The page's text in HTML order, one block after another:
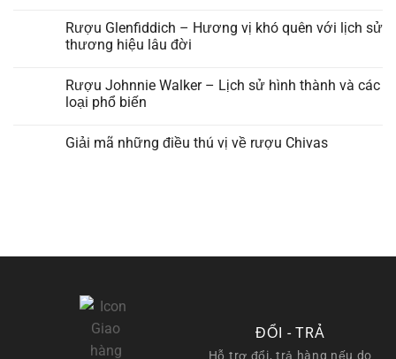
Rượu Glenfiddich – Hương vị khó quên với lịch sử
thương hiệu lâu đời
Rượu Johnnie Walker – Lịch sử hình thành và các
loại phổ biến
Giải mã những điều thú vị về rượu Chivas
ĐỔI - TRẢ
Hỗ trợ đổi, trả hàng nếu do